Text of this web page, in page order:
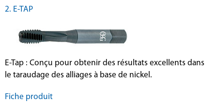
2. E-TAP
E-Tap : Conçu pour obtenir des résultats excellents dans
le taraudage des alliages à base de nickel.
Fiche produit